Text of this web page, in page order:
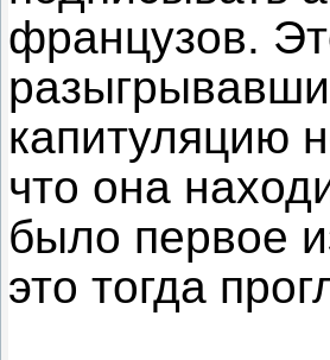
французов.
капитуляцию
что она
было первое
это тогда